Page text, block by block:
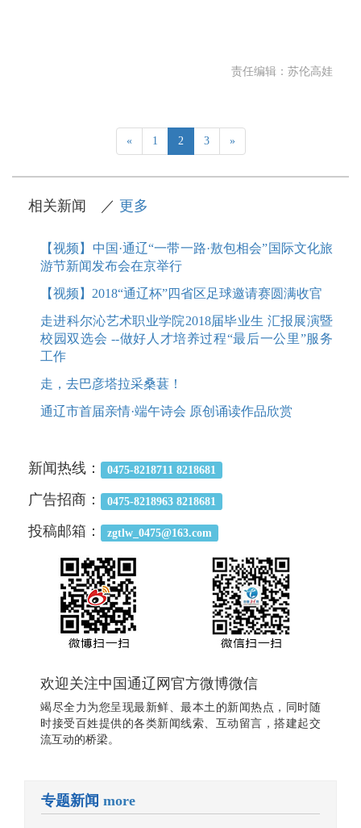
责任编辑：苏伦高娃
« 1 2 3 »
相关新闻 ／ 更多
【视频】中国·通辽“一带一路·敖包相会”国际文化旅
游节新闻发布会在京举行
【视频】2018“通辽杯”四省区足球邀请赛圆满收官
走进科尔沁艺术职业学院2018届毕业生 汇报展演暨
校园双选会 --做好人才培养过程“最后一公里”服务
工作
走，去巴彦塔拉采桑葚！
通辽市首届亲情·端午诗会 原创诵读作品欣赏
新闻热线： 0475-8218711 8218681
广告招商： 0475-8218963 8218681
投稿邮箱： zgtlw_0475@163.com
欢迎关注中国通辽网官方微博微信
竭尽全力为您呈现最新鲜、最本土的新闻热点，同时随
时接受百姓提供的各类新闻线索、互动留言，搭建起交
流互动的桥梁。
专题新闻 more